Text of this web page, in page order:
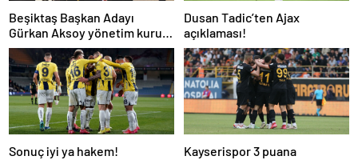
Beşiktaş Başkan Adayı
Gürkan Aksoy yönetim kurulu
listesini tanıttı
Dusan Tadic’ten Ajax
açıklaması!
Sonuç iyi ya hakem!
Kayserispor 3 puana